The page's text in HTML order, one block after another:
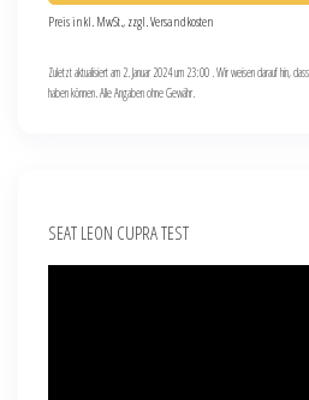
Preis inkl. MwSt., zzgl. Versandkosten
Zuletzt aktualisiert am 2. Januar 2024 um 23:00 . Wir weisen darauf hin,
haben können. Alle Angaben ohne Gewähr.
SEAT LEON CUPRA TEST